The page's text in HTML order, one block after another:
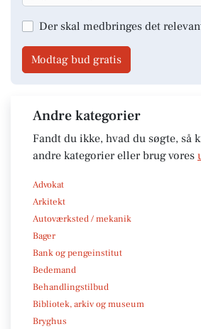
Der skal medbringes det
Modtag bud gratis
Andre kategorier
Fandt du ikke, hvad du søgte, så
andre kategorier eller brug vores
Advokat
Arkitekt
Autoværksted / mekanik
Bager
Bank og pengeinstitut
Bedemand
Behandlingstilbud
Bibliotek, arkiv og museum
Bryghus